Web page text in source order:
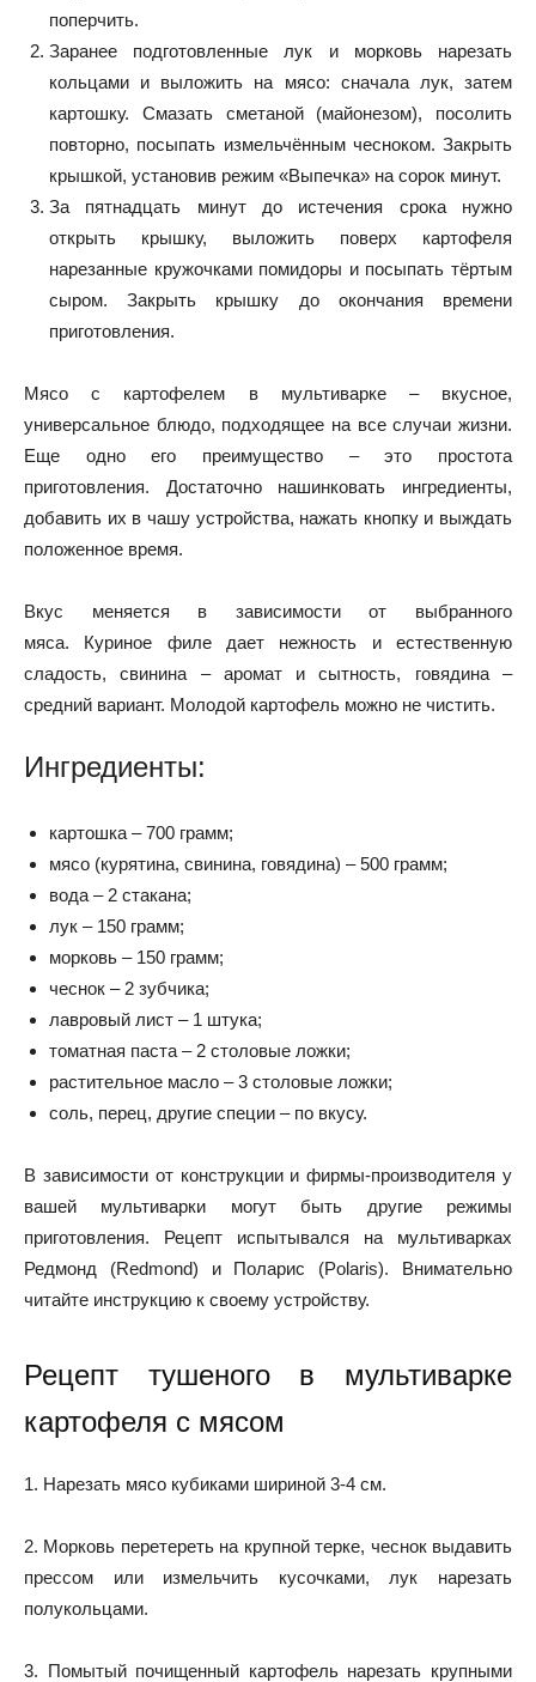
поперчить.
Заранее подготовленные лук и морковь нарезать
кольцами и выложить на мясо: сначала лук, затем
картошку. Смазать сметаной (майонезом), посолить
повторно, посыпать измельчённым чесноком. Закрыть
крышкой, установив режим «Выпечка» на сорок минут.
За пятнадцать минут до истечения срока нужно
открыть крышку, выложить поверх картофеля
нарезанные кружочками помидоры и посыпать тёртым
сыром. Закрыть крышку до окончания времени
приготовления.
Мясо с картофелем в мультиварке – вкусное,
универсальное блюдо, подходящее на все случаи жизни.
Еще одно его преимущество – это простота
приготовления. Достаточно нашинковать ингредиенты,
добавить их в чашу устройства, нажать кнопку и выждать
положенное время.
Вкус меняется в зависимости от выбранного
мяса. Куриное филе дает нежность и естественную
сладость, свинина – аромат и сытность, говядина –
средний вариант. Молодой картофель можно не чистить.
Ингредиенты:
картошка – 700 грамм;
мясо (курятина, свинина, говядина) – 500 грамм;
вода – 2 стакана;
лук – 150 грамм;
морковь – 150 грамм;
чеснок – 2 зубчика;
лавровый лист – 1 штука;
томатная паста – 2 столовые ложки;
растительное масло – 3 столовые ложки;
соль, перец, другие специи – по вкусу.
В зависимости от конструкции и фирмы-производителя у
вашей мультиварки могут быть другие режимы
приготовления. Рецепт испытывался на мультиварках
Редмонд (Redmond) и Поларис (Polaris). Внимательно
читайте инструкцию к своему устройству.
Рецепт тушеного в мультиварке
картофеля с мясом
1. Нарезать мясо кубиками шириной 3-4 см.
2. Морковь перетереть на крупной терке, чеснок выдавить
прессом или измельчить кусочками, лук нарезать
полукольцами.
3. Помытый почищенный картофель нарезать крупными